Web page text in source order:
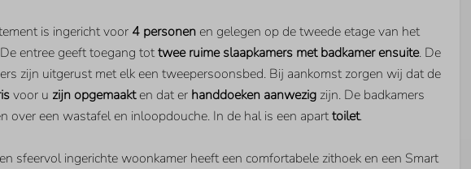
machine
LIGGING
Direct aan het Veerse Meer
Aan het water
Gelegen op de 2e etage
is ingericht voor 4 personen en gelegen op de tweede etage van het
entree geeft toegang tottwee ruime slaapkamers met badkamer ensuite. De
zijn uitgerust met elk een tweepersoonsbed. Bij aankomst zorgen wij dat de
voor u zijn opgemaakten dat er handdoeken aanwezig zijn. De badkamers
over een wastafel en inloopdouche. In de hal is een aparttoilet.
sfeervol ingerichte woonkamer heeft een comfortabele zithoek en een Smart